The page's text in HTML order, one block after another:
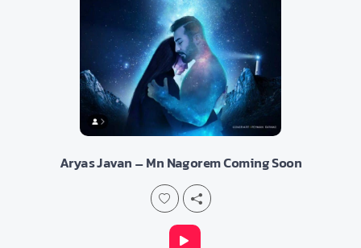
Aryas Javan – Mn Nagorem Coming Soon